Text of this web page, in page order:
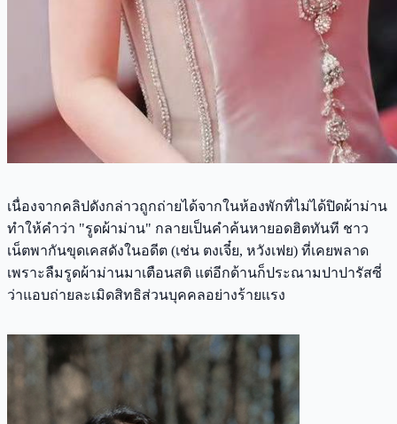
เนื่องจากคลิปดังกล่าวถูกถ่ายได้จากในห้องพักที่ไม่ได้ปิดผ้าม่าน
ทำให้คำว่า "รูดผ้าม่าน" กลายเป็นคำค้นหายอดฮิตทันที ชาว
เน็ตพากันขุดเคสดังในอดีต (เช่น ตงเจี๋ย, หวังเฟย) ที่เคยพลาด
เพราะลืมรูดผ้าม่านมาเตือนสติ แต่อีกด้านก็ประณามปาปารัสซี่
ว่าแอบถ่ายละเมิดสิทธิส่วนบุคคลอย่างร้ายแรง